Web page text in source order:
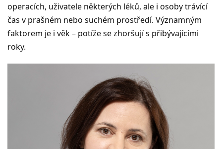
operacích, uživatele některých léků, ale i osoby trávící
čas v prašném nebo suchém prostředí. Významným
faktorem je i věk – potíže se zhoršují s přibývajícími
roky.